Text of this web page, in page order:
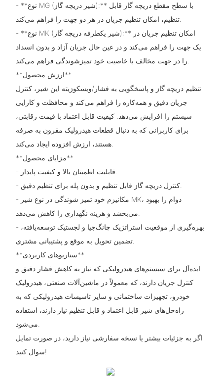
- **نوع MG (شیر دریچه گاز):** با سطح مقطع دریچه گاز قابل
تنظیم، امکان تنظیم جریان در هر دو جهت را فراهم می‌کند.
- **نوع MK (شیر یکطرفه دریچه گاز):** امکان تنظیم جریان در
یک جهت را فراهم می‌کند و در عین حال جریان آزاد و بدون انسداد
**ارزش محصول**
تنظیم دریچه گاز و پاسخگویی به فشار/ویسکوزیته این شیر، کنترل
جریان دقیق و همه‌کاره را فراهم می‌کند و محافظت و کارایی
سیستم را افزایش می‌دهد. کیفیت قابل اعتماد با قیمت رقابتی،
برای کاربرانی که به دنبال قطعات هیدرولیک مقرون به صرفه
هستند، ارزش افزوده ایجاد می‌کند.
**مزایای محصول**
- کنترل دریچه گاز قابل تنظیم و بدون پله برای تنظیم دقیق.
- مکانیزم خود تمیز شوندگی در نوع شیر MK، دوام را بهبود
- بهره‌گیری از موقعیت استراتژیک چانگ‌جیا و لجستیک توسعه‌یافته،
تضمین تحویل به موقع و پشتیبانی مشتری.
**سناریوهای کاربردی**
ایده‌آل برای سیستم‌های هیدرولیکی که نیاز به کاهش فشار دقیق و
کنترل جریان دارند، که معمولاً در ماشین‌آلات صنعتی، هیدرولیک
خودرو، تجهیزات ساختمانی و سایر تاسیسات هیدرولیکی که به
راه‌حل‌های شیر قابل اعتماد و قابل تنظیم نیاز دارند، استفاده
اگر به جزئیات بیشتر یا نسخه سفارشی نیاز دارید، در صورت تمایل
سوال کنید!